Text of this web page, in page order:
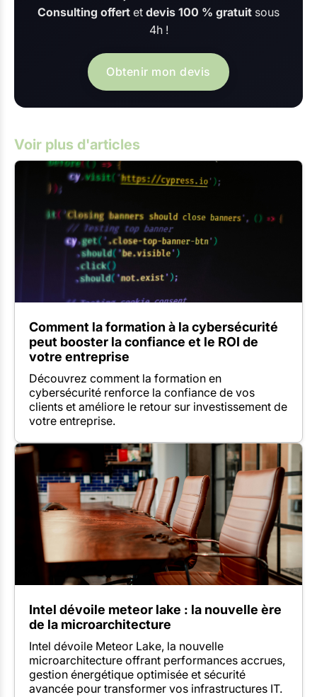
Consulting offert et devis 100 % gratuit sous
4h !
Obtenir mon devis
Voir plus d'articles
Comment la formation à la cybersécurité
peut booster la confiance et le ROI de
votre entreprise
Découvrez comment la formation en
cybersécurité renforce la confiance de vos
clients et améliore le retour sur investissement de
votre entreprise.
Intel dévoile meteor lake : la nouvelle ère
de la microarchitecture
Intel dévoile Meteor Lake, la nouvelle
microarchitecture offrant performances accrues,
gestion énergétique optimisée et sécurité
avancée pour transformer vos infrastructures IT.